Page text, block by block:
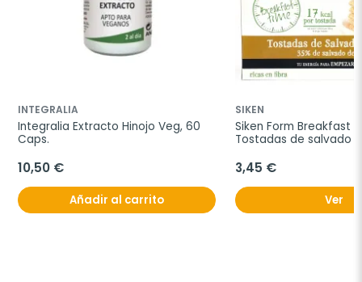
INTEGRALIA
Integralia Extracto Hinojo Veg, 60
Caps.
10,50 €
Añadir al carrito
SIKEN
Siken Form Breakfast
Tostadas de salvado
3,45 €
Ver